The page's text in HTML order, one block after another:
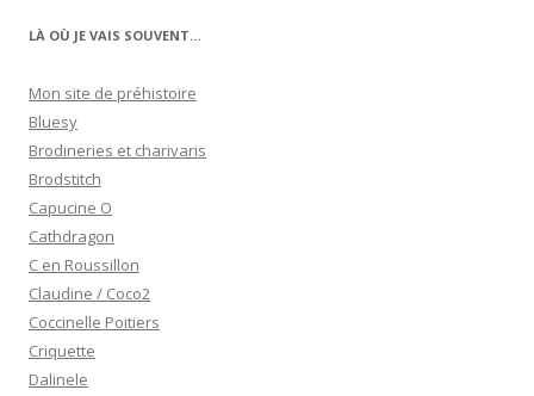
LÀ OÙ JE VAIS SOUVENT…
Mon site de préhistoire
Bluesy
Brodineries et charivaris
Brodstitch
Capucine O
Cathdragon
C en Roussillon
Claudine / Coco2
Coccinelle Poitiers
Criquette
Dalinele